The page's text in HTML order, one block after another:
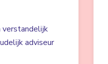
verstandelijk
adviseur